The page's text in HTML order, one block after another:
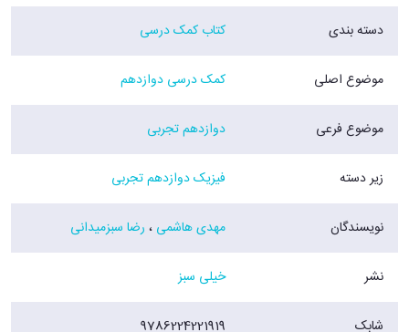
دسته بندی کتاب کمک درسی
موضوع اصلی کمک درسی دوازدهم
موضوع فرعی دوازدهم تجربی
زیر دسته فیزیک دوازدهم تجربی
نویسندگان مهدی هاشمی ، رضا سبزمیدانی
نشر خیلی سبز
شابک 9786224221919